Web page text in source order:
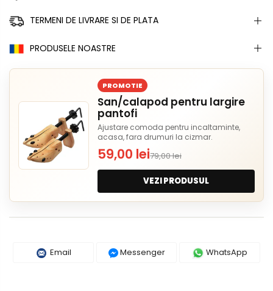
TERMENI DE LIVRARE SI DE PLATA
PRODUSELE NOASTRE
PROMOTIE
San/calapod pentru largire
pantofi
Ajustare comoda pentru incaltaminte,
acasa, fara drumuri la cizmar.
59,00 lei79,00 lei
VEZI PRODUSUL
Email Messenger WhatsApp